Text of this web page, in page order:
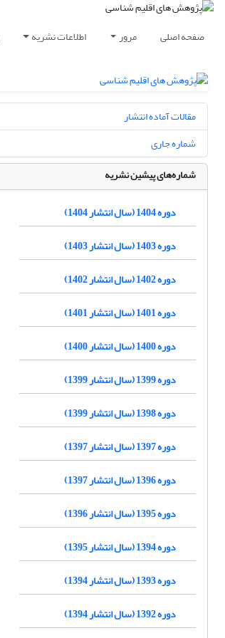
صفحه اصلی مرور اطلاعات نشریه
مقالات آماده انتشار
شماره جاری
شماره‌های پیشین نشریه
دوره 1404 (سال انتشار 1404)
دوره 1403 (سال انتشار 1403)
دوره 1402 (سال انتشار 1402)
دوره 1401 (سال انتشار 1401)
دوره 1400 (سال انتشار 1400)
دوره 1399 (سال انتشار 1399)
دوره 1398 (سال انتشار 1399)
دوره 1397 (سال انتشار 1397)
دوره 1396 (سال انتشار 1397)
دوره 1395 (سال انتشار 1396)
دوره 1394 (سال انتشار 1395)
دوره 1393 (سال انتشار 1394)
دوره 1392 (سال انتشار 1394)